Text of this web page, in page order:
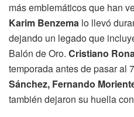
más emblemáticos que han
Karim Benzema lo llevó
dejando un legado que
Balón de Oro. Cristiano
temporada antes de pasar al
Sánchez, Fernando
también dejaron su huella